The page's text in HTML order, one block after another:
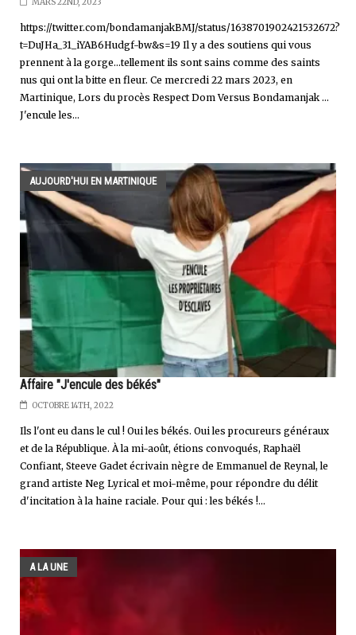
MARS 22ND, 2023
https://twitter.com/bondamanjakBMJ/status/1638701902421532672?
t=DuJHa_31_iYAB6Hudgf-bw&s=19 Il y a des soutiens qui vous
prennent à la gorge...tellement ils sont sains comme des saints
nus qui ont la bitte en fleur. Ce mercredi 22 mars 2023, en
Martinique, Lors du procès Respect Dom Versus Bondamanjak ...
J'encule les...
AUJOURD'HUI EN MARTINIQUE
Affaire "J'encule des békés"
OCTOBRE 14TH, 2022
Ils l'ont eu dans le cul ! Oui les békés. Oui les procureurs généraux
et de la République. À la mi-août, étions convoqués, Raphaël
Confiant, Steeve Gadet écrivain nègre de Emmanuel de Reynal, le
grand artiste Neg Lyrical et moi-même, pour répondre du délit
d'incitation à la haine raciale. Pour qui : les békés !...
A LA UNE